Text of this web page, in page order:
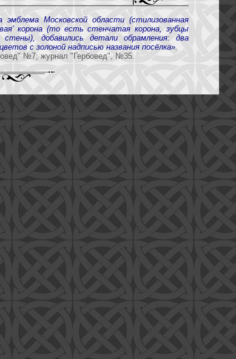
Московской области (стилизованная
корона (то есть стенчатая корона, зубцы
добавились детали обрамления: два
с золоной надписью названия посёлка».
№7; журнал "Гербовед", №35.